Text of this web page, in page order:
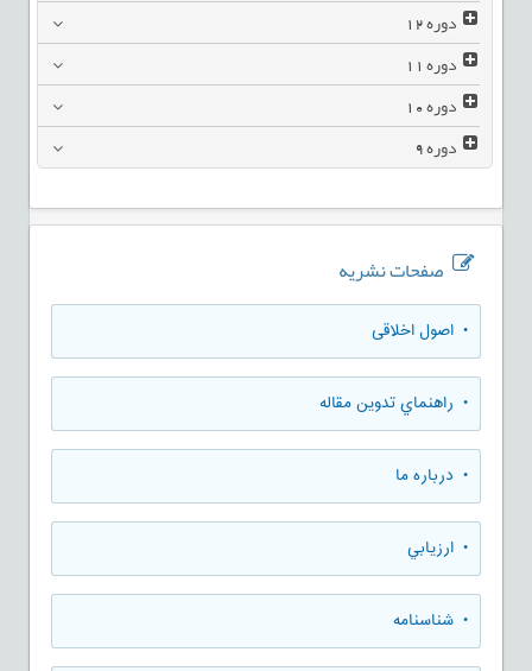
دوره12
دوره11
دوره10
دوره9
صفحات نشریه
• اصول اخلاقی
• راهنماي تدوين مقاله
• درباره ما
• ارزيابي
• شناسنامه